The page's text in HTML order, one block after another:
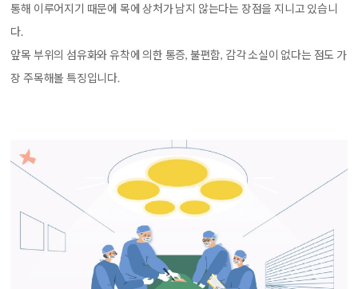
통해 이루어지기 때문에 목에 상처가 남지 않는다는 장점을 지니고 있습니
다.
앞목 부위의 섬유화와 유착에 의한 통증, 불편함, 감각 소실이 없다는 점도 가
장 주목해볼 특징입니다.